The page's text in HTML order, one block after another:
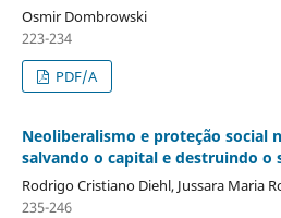
Osmir Dombrowski
223-234
PDF/A
Neoliberalismo e proteção social
salvando o capital e destruindo o
Rodrigo Cristiano Diehl, Jussara Maria
235-246